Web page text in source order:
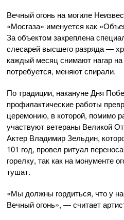
Вечный огонь на могиле
«Мосгаза» именуется как
За объектом закреплена
слесарей высшего разряда —
каждый месяц снимают нагар на
потребуется, меняют спирали.
По традиции, накануне Дня
профилактические работы
церемонию, в которой, помимо
участвуют ветераны Великой
Актер Владимир Зельдин,
101 год, провел ритуал
горелку, так как на монументе
тушат.
«Мы должны гордиться, что у
Вечный огонь», — считает